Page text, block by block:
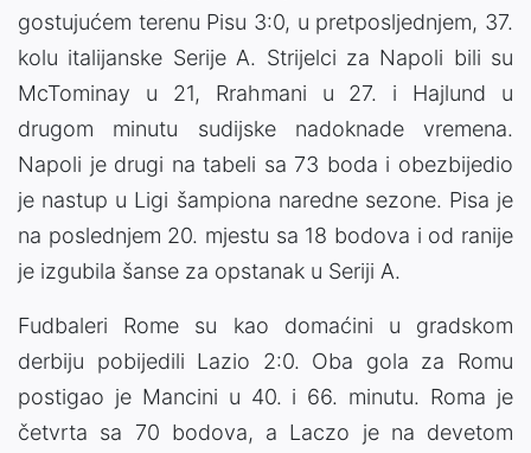
gostujućem terenu Pisu 3:0, u pretposljednjem, 37.
kolu italijanske Serije A. Strijelci za Napoli bili su
McTominay u 21, Rrahmani u 27. i Hajlund u
drugom minutu sudijske nadoknade vremena.
Napoli je drugi na tabeli sa 73 boda i obezbijedio
je nastup u Ligi šampiona naredne sezone. Pisa je
na poslednjem 20. mjestu sa 18 bodova i od ranije
je izgubila šanse za opstanak u Seriji A.
Fudbaleri Rome su kao domaćini u gradskom
derbiju pobijedili Lazio 2:0. Oba gola za Romu
postigao je Mancini u 40. i 66. minutu. Roma je
četvrta sa 70 bodova, a Laczo je na devetom